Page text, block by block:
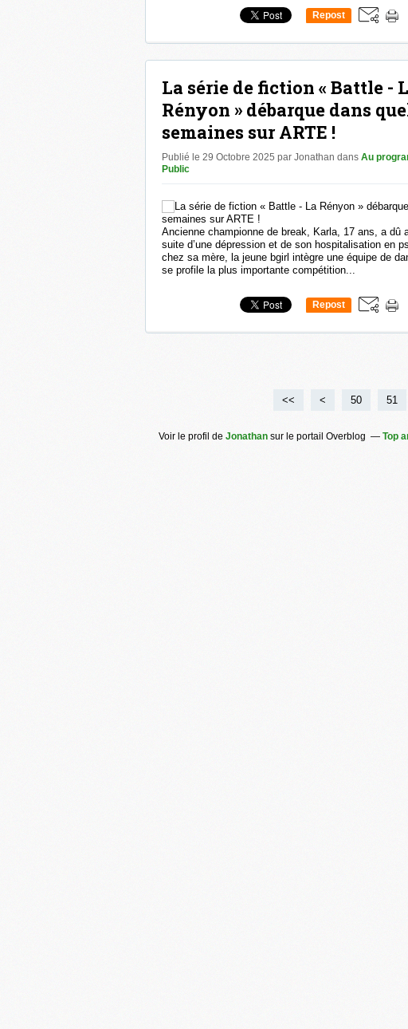
Repost
La série de fiction « Battle -
Rényon » débarque dans
semaines sur ARTE !
Publié le 29 Octobre 2025 par Jonathan dans Au
Public
Ancienne championne de break, Karla, 17 ans, a dû
suite d’une dépression et de son hospitalisation en
chez sa mère, la jeune bgirl intègre une équipe de
se profile la plus importante compétition...
Repost
<< < 10
20
30
40
50 51
Voir le profil de Jonathan sur le portail Overblog Top